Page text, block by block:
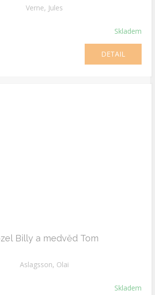
Verne, Jules
Skladem
DETAIL
Billy a medvěd Tom
Aslagsson, Olai
Skladem